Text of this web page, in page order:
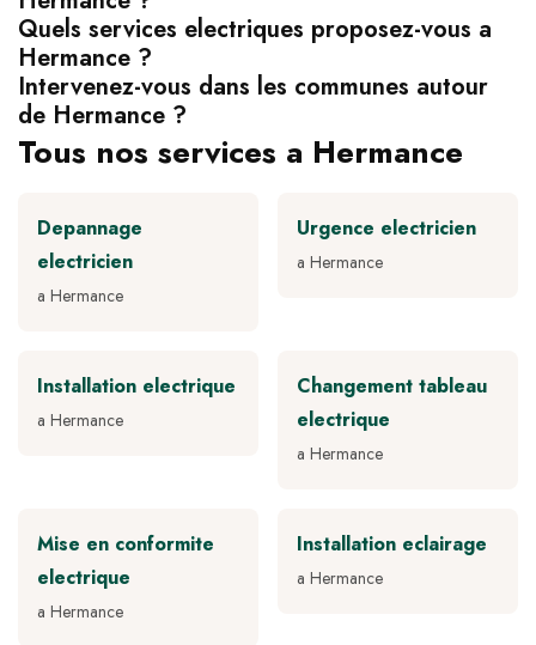
Quels services electriques proposez-vous a
Hermance ?
Intervenez-vous dans les communes autour
de Hermance ?
Tous nos services a Hermance
Depannage
electricien
a Hermance
Urgence electricien
a Hermance
Installation electrique
a Hermance
Changement tableau
electrique
a Hermance
Mise en conformite
electrique
a Hermance
Installation eclairage
a Hermance